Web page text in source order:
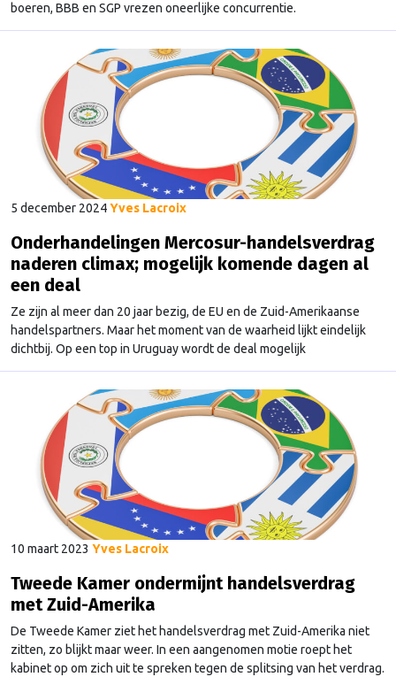
boeren, BBB en SGP vrezen oneerlijke concurrentie.
5 december 2024Yves Lacroix
Onderhandelingen Mercosur-handelsverdrag
naderen climax; mogelijk komende dagen al
een deal
Ze zijn al meer dan 20 jaar bezig, de EU en de Zuid-Amerikaanse
handelspartners. Maar het moment van de waarheid lijkt eindelijk
dichtbij. Op een top in Uruguay wordt de deal mogelijk
aangekondigd.
10 maart 2023 Yves Lacroix
Tweede Kamer ondermijnt handelsverdrag
met Zuid-Amerika
De Tweede Kamer ziet het handelsverdrag met Zuid-Amerika niet
zitten, zo blijkt maar weer. In een aangenomen motie roept het
kabinet op om zich uit te spreken tegen de splitsing van het verdrag.